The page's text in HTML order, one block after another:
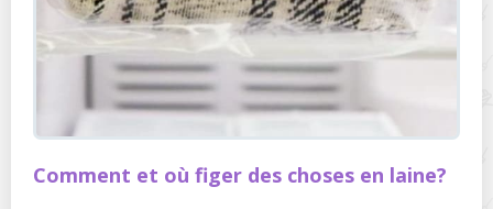
Comment et où figer des choses en laine?